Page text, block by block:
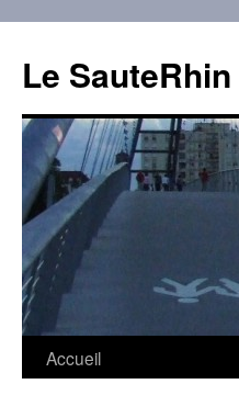
contenu
Le SauteRhin
Accueil